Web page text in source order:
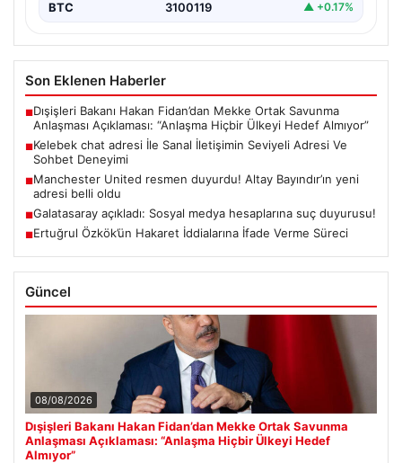
BTC 3100119 ▲ +0.17%
Son Eklenen Haberler
■Dışişleri Bakanı Hakan Fidan’dan Mekke Ortak Savunma
Anlaşması Açıklaması: “Anlaşma Hiçbir Ülkeyi Hedef Almıyor”
■Kelebek chat adresi İle Sanal İletişimin Seviyeli Adresi Ve
Sohbet Deneyimi
■Manchester United resmen duyurdu! Altay Bayındır’ın yeni
adresi belli oldu
■Galatasaray açıkladı: Sosyal medya hesaplarına suç duyurusu!
■Ertuğrul Özkök’ün Hakaret İddialarına İfade Verme Süreci
Güncel
08/08/2026
Dışişleri Bakanı Hakan Fidan’dan Mekke Ortak Savunma
Anlaşması Açıklaması: “Anlaşma Hiçbir Ülkeyi Hedef
Almıyor”